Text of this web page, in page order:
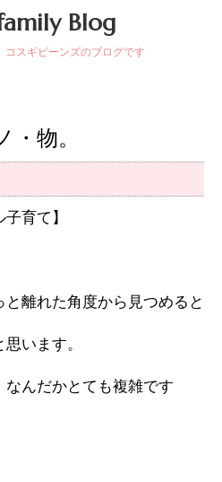
Blog
スギビーンズのブログです
物。
育て】
離れた角度から見つめると
います。
んだかとても複雑です